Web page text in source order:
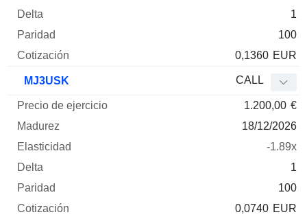
1
100
0,1360 EUR
MJ3USK CALL
1.200,00 €
18/12/2026
-1.89x
1
100
0,0740 EUR